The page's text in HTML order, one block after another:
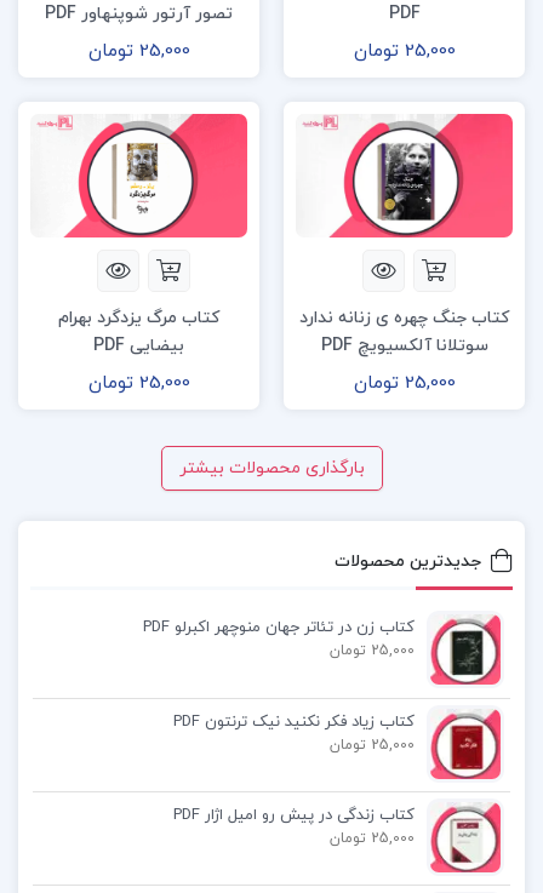
PDF
25,000 تومان
تصور آرتور شوپنهاور PDF
25,000 تومان
کتاب جنگ چهره ی زنانه ندارد
سوتلانا آلکسیویچ PDF
25,000 تومان
کتاب مرگ یزدگرد بهرام
بیضایی PDF
25,000 تومان
بارگذاری محصولات بیشتر
جدیدترین محصولات
کتاب زن در تئاتر جهان منوچهر اکبرلو PDF
25,000 تومان
کتاب زیاد فکر نکنید نیک ترنتون PDF
25,000 تومان
کتاب زندگی در پیش رو امیل اژار PDF
25,000 تومان